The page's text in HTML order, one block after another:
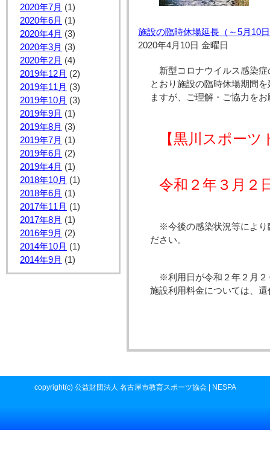
2020年7月 (1)
2020年6月 (1)
2020年4月 (3)
2020年3月 (3)
2020年2月 (4)
2019年12月 (2)
2019年11月 (3)
2019年10月 (3)
2019年9月 (1)
2019年8月 (3)
2019年7月 (1)
2019年6月 (2)
2019年4月 (1)
2018年10月 (1)
2018年6月 (1)
2017年11月 (1)
2017年8月 (1)
2016年9月 (2)
2014年10月 (1)
2014年9月 (1)
施設の臨時休場延長（～5月10
2020年4月10日 金曜日
新型コロナウイルス感染
とおり施設の臨時休場期間
ますが、ご理解・ご協力を
【黒川スポー
令和２年３月２
※今後の感染状況等により
ださい。
※利用日が令和２年２月２
施設利用料金については、
copyright(c) 公益財団法人 名古屋市教育スポーツ協会 | NESPA